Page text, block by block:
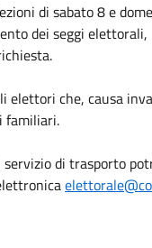
di sabato 8 e
dei seggi
elettori che, causa
familiari.
di trasporto